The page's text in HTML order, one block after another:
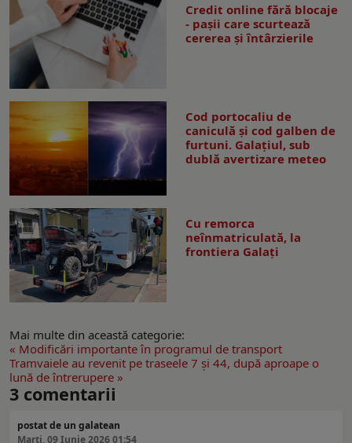
Credit online fără blocaje
- pașii care scurtează
cererea și întârzierile
Cod portocaliu de
caniculă și cod galben de
furtuni. Galațiul, sub
dublă avertizare meteo
Cu remorca
neînmatriculată, la
frontiera Galați
Mai multe din această categorie:
« Modificări importante în programul de transport
Tramvaiele au revenit pe traseele 7 și 44, după aproape o
lună de întrerupere »
3 comentarii
postat de un galatean
Marți, 09 Iunie 2026 01:54